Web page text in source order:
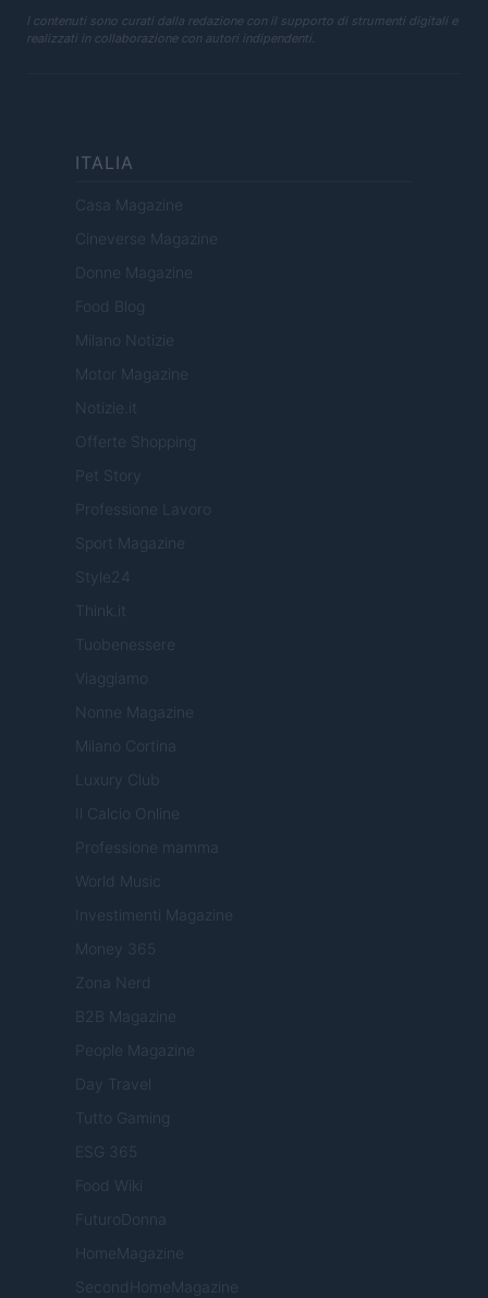
I contenuti sono curati dalla redazione con il supporto di strumenti digitali e
realizzati in collaborazione con autori indipendenti.
ITALIA
Casa Magazine
Cineverse Magazine
Donne Magazine
Food Blog
Milano Notizie
Motor Magazine
Notizie.it
Offerte Shopping
Pet Story
Professione Lavoro
Sport Magazine
Style24
Think.it
Tuobenessere
Viaggiamo
Nonne Magazine
Milano Cortina
Luxury Club
Il Calcio Online
Professione mamma
World Music
Investimenti Magazine
Money 365
Zona Nerd
B2B Magazine
People Magazine
Day Travel
Tutto Gaming
ESG 365
Food Wiki
FuturoDonna
HomeMagazine
SecondHomeMagazine